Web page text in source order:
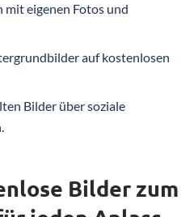
mit eigenen Fotos und
auf kostenlosen
Bilder über soziale
Bilder zum